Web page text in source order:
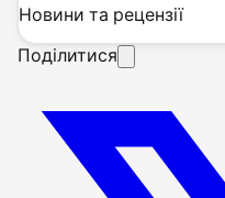
Новини та рецензії
Поділитися